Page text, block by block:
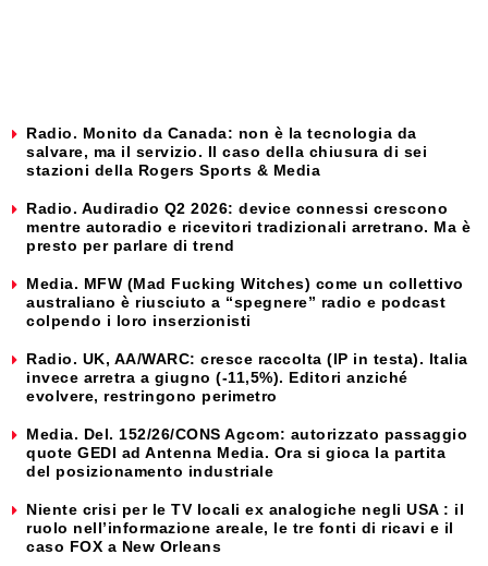
Radio. Monito da Canada: non è la tecnologia da
salvare, ma il servizio. Il caso della chiusura di sei
stazioni della Rogers Sports & Media
Radio. Audiradio Q2 2026: device connessi crescono
mentre autoradio e ricevitori tradizionali arretrano. Ma è
presto per parlare di trend
Media. MFW (Mad Fucking Witches) come un collettivo
australiano è riusciuto a “spegnere” radio e podcast
colpendo i loro inserzionisti
Radio. UK, AA/WARC: cresce raccolta (IP in testa). Italia
invece arretra a giugno (-11,5%). Editori anziché
evolvere, restringono perimetro
Media. Del. 152/26/CONS Agcom: autorizzato passaggio
quote GEDI ad Antenna Media. Ora si gioca la partita
del posizionamento industriale
Niente crisi per le TV locali ex analogiche negli USA : il
ruolo nell’informazione areale, le tre fonti di ricavi e il
caso FOX a New Orleans